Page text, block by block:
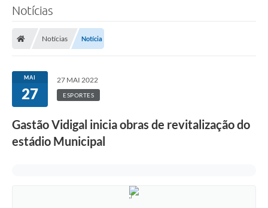
Notícias
Notícias Notícia
MAI
27
27 MAI 2022
ESPORTES
Gastão Vidigal inicia obras de revitalização do
estádio Municipal